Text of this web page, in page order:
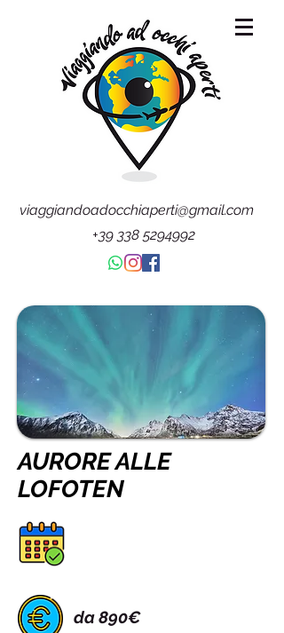
viaggiandoadocchiaperti@gmail.com
+39 338 5294992
AURORE ALLE
LOFOTEN
da 890€